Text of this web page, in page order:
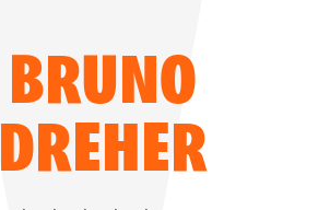
BRUNO
DREHER